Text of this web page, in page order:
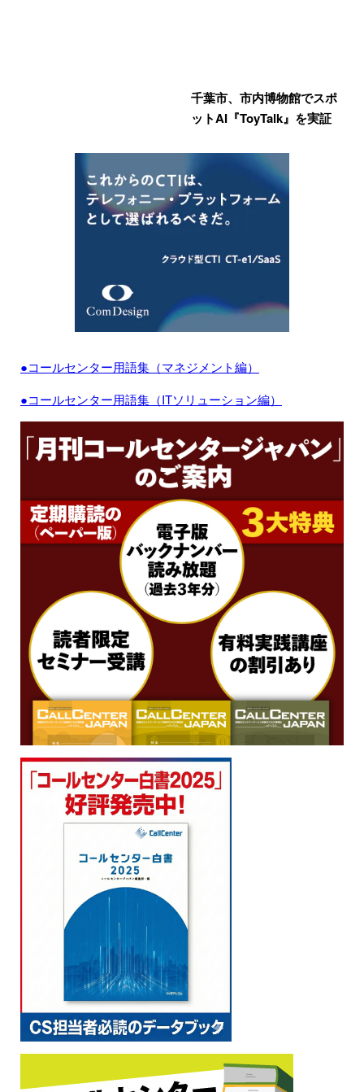
千葉市、市内博物館でスポ
ットAI『ToyTalk』を実証
●コールセンター用語集（マネジメント編）
●コールセンター用語集（ITソリューション編）